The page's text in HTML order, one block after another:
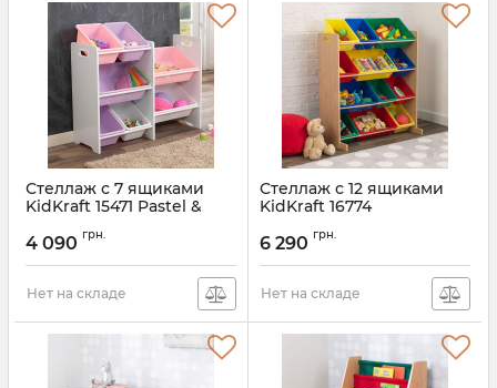
Стеллаж с 7 ящиками
KidKraft 15471 Pastel &
4 090 грн.
Нет на складе
Стеллаж с 12 ящиками
KidKraft 16774
6 290 грн.
Нет на складе